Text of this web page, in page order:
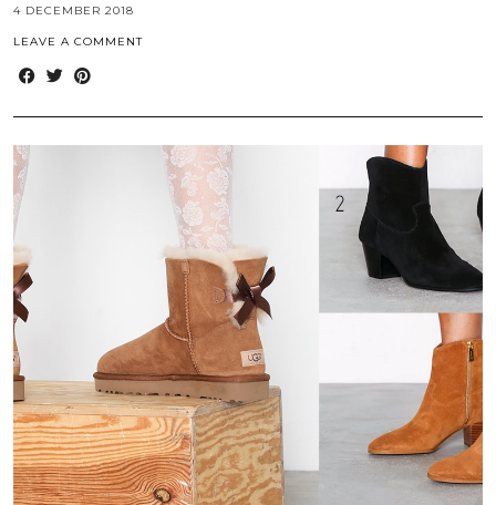
4 DECEMBER 2018
LEAVE A COMMENT